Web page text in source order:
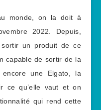
monde, on la doit à
2022. Depuis,
sortir un produit de ce
capable de sortir de la
une Elgato, la
ce qu’elle vaut et on
qui rend cette